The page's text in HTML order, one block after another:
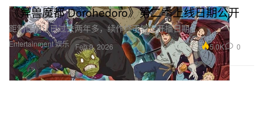
Entertainment 娱乐
《异兽魔都 Dorohedoro》第二季上线日期公开
距制作确认已过去两年多，续作终于锁定开播日期。
Feb 9, 2026 5.0K 0